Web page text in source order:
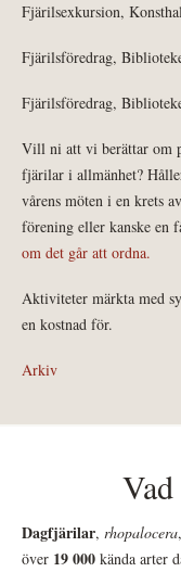
Fjärilsexkursion,
Fjärilsföredrag,
Fjärilsföredrag,
Vill ni att vi berättar om
fjärilar i allmänhet?
vårens möten i en krets
förening eller kanske en
om det går att ordna.
Aktiviteter märkta med
en kostnad för.
Arkiv
Dagfjärilar, rhopalocera
över 19 000 kända arter